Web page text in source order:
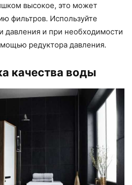
высокое, это может
фильтров. Используйте
давления и при необходимости
редуктора давления.
качества воды